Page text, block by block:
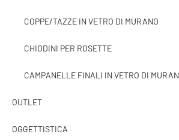
COPPE/TAZZE IN VETRO DI MURANO
CHIODINI PER ROSETTE
CAMPANELLE FINALI IN VETRO DI
OUTLET
OGGETTISTICA